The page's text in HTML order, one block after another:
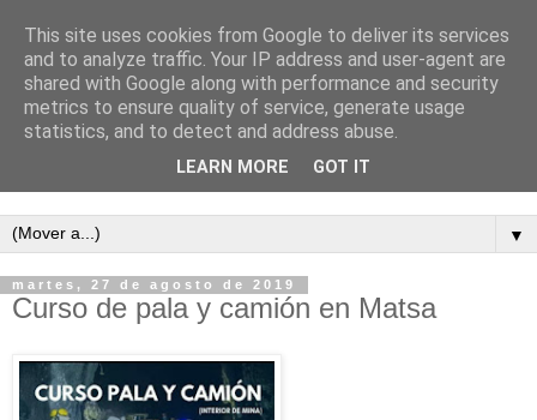
Semanario independiente de Calañas
▼
martes, 27 de agosto de 2019
Curso de pala y camión en Matsa
This site uses cookies from Google to deliver its services
and to analyze traffic. Your IP address and user-agent are
shared with Google along with performance and security
metrics to ensure quality of service, generate usage
statistics, and to detect and address abuse.
LEARN MORE GOT IT